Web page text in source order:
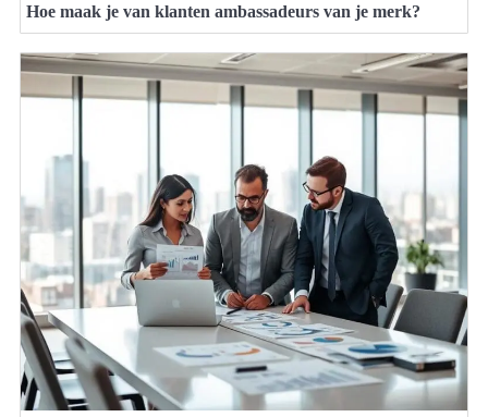
Hoe maak je van klanten ambassadeurs van je merk?